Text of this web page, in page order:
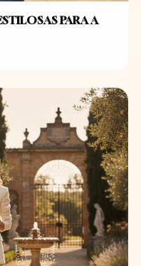
PARA A